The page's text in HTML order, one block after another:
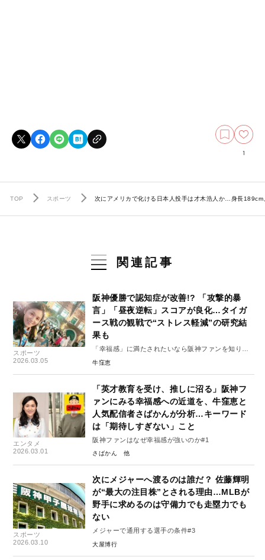
1
TOP スポーツ 次にアメリカで化ける日本人投手は才木浩人か…身長
関連記事
スポーツ
2026.03.05
阪神優勝で認知症が改善!? 「攻撃的暴
言」「昼夜逆転」スコアが良化…タイガ
ース戦の観戦で“ストレス軽減”の研究結
果も
「幸福感」に満たされたいなら阪神ファンを知りま
しょう#2
牛窪恵
エンタメ
2026.03.01
「英才教育を受け、推しに沼る」阪神フ
ァンにみる幸福感への近道を、牛窪恵と
人気配信者さばかんが分析…キーワード
は「期待しすぎない」こと
阪神ファンはなぜ幸福感が強いのか#1
さばかん
スポーツ
2026.03.10
次にメジャーへ渡るのは誰だ？ 佐藤輝明
が“最大の注目株”とされる理由…MLBが
野手に求めるのは守備力でも走塁力でも
ない
メジャーで通用する選手の条件#3
大屋博行